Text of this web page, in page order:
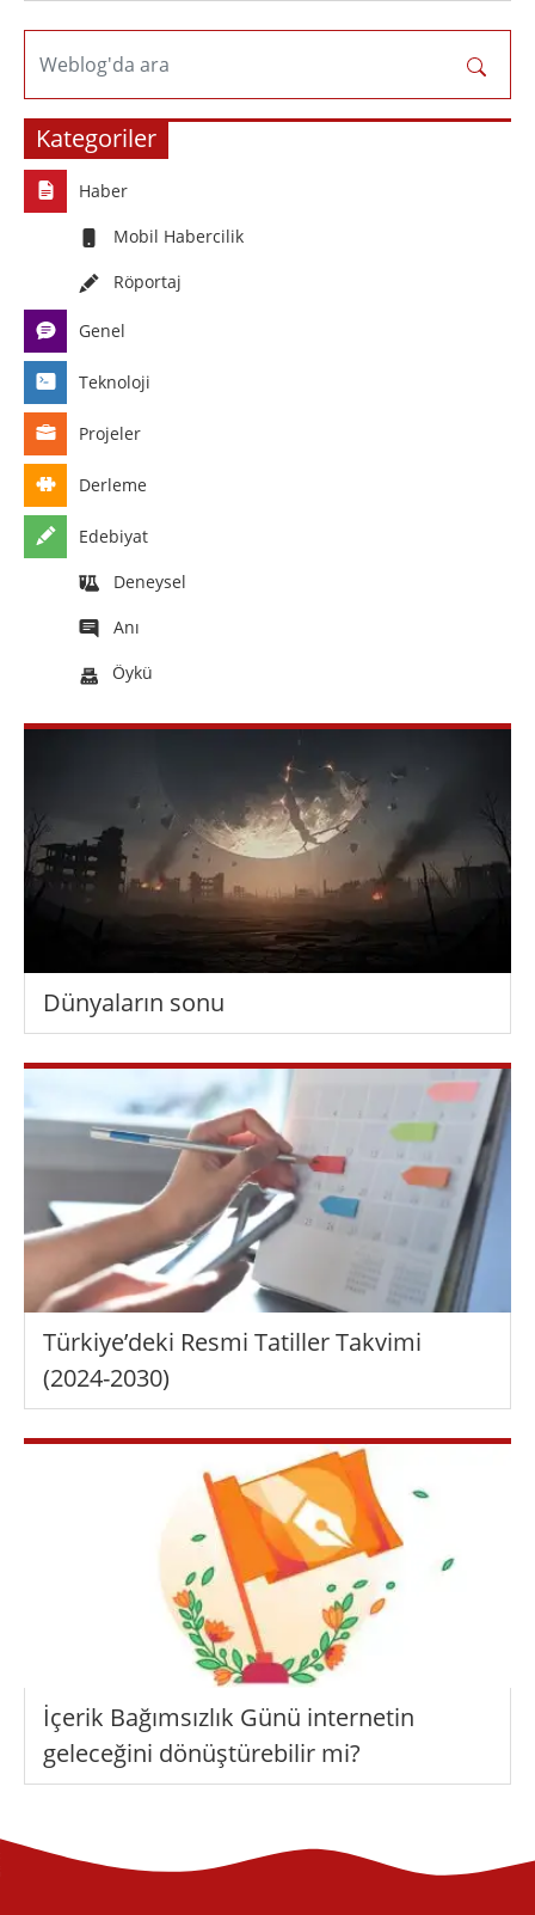
Weblog'da ara
Kategoriler
Haber
Mobil Habercilik
Röportaj
Genel
Teknoloji
Projeler
Derleme
Edebiyat
Deneysel
Anı
Öykü
Dünyaların sonu
Türkiye’deki Resmi Tatiller Takvimi
(2024-2030)
İçerik Bağımsızlık Günü internetin
geleceğini dönüştürebilir mi?